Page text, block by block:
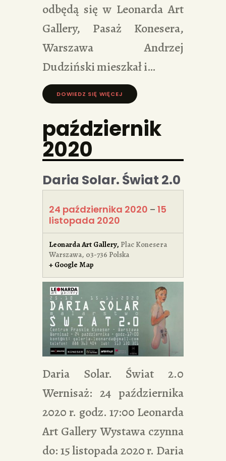
odbędą się w Leonarda Art
Gallery, Pasaż Konesera,
Warszawa Andrzej
Dudziński mieszkał i…
DOWIEDZ SIĘ WIĘCEJ »
październik
2020
Daria Solar. Świat 2.0
24 października 2020 – 15
listopada 2020
Leonarda Art Gallery, Plac Konesera
Warszawa, 03-736 Polska
+ Google Map
Daria Solar. Świat 2.0
Wernisaż: 24 października
2020 r. godz. 17:00 Leonarda
Art Gallery Wystawa czynna
do: 15 listopada 2020 r. Daria